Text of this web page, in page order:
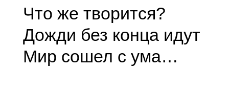
Что же творится?
Дожди без конца идут
Мир сошел с ума…